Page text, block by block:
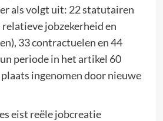
als volgt uit: 22 statutairen
relatieve jobzekerheid en
33 contractuelen en 44
periode in het artikel 60
ingenomen door nieuwe
eist reële jobcreatie